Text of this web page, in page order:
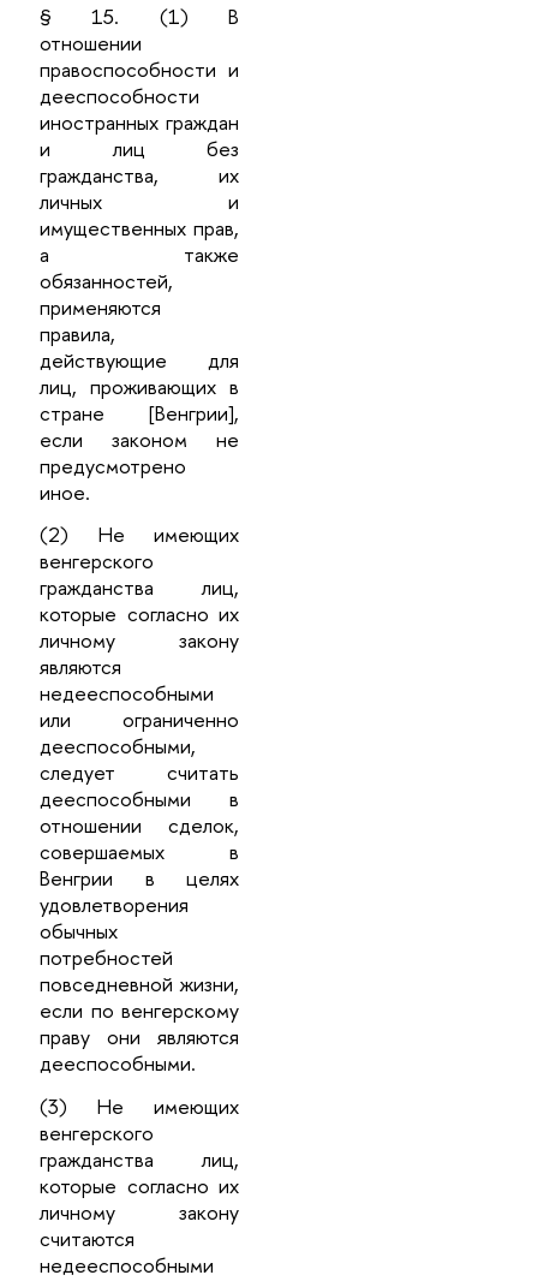
§ 15. (1) В
отношении
правоспособности и
дееспособности
иностранных граждан
и лиц без
гражданства, их
личных и
имущественных прав,
а также
обязанностей,
применяются
правила,
действующие для
лиц, проживающих в
стране [Венгрии],
если законом не
предусмотрено
иное.
(2) Не имеющих
венгерского
гражданства лиц,
которые согласно их
личному закону
являются
недееспособными
или ограниченно
дееспособными,
следует считать
дееспособными в
отношении сделок,
совершаемых в
Венгрии в целях
удовлетворения
обычных
потребностей
повседневной жизни,
если по венгерскому
праву они являются
дееспособными.
(3) Не имеющих
венгерского
гражданства лиц,
которые согласно их
личному закону
считаются
недееспособными